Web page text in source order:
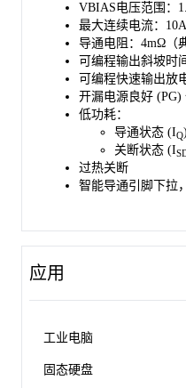
VBIAS电压范围：
最大连续电流：10A
导通电阻：4mΩ（
可编程输出斜坡时间
可编程快速输出放
开漏电源良好 (PG)
低功耗：
导通状态 (IQ
关断状态 (I
过热关断
智能导通引脚下拉
应用
工业电脑
固态硬盘